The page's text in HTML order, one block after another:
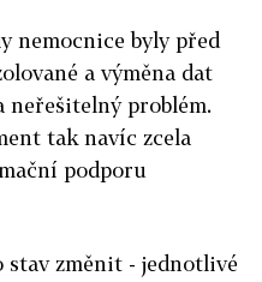
nemocnice byly před
a výměna dat
neřešitelný problém.
tak navíc zcela
podporu
změnit - jednotlivé